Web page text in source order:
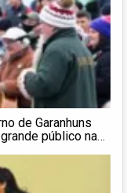
de Garanhuns
público na